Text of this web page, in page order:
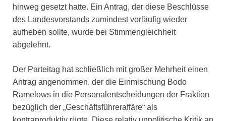
hinweg gesetzt hatte. Ein Antrag, der diese Beschlüsse
des Landesvorstands zumindest vorläufig wieder
aufheben sollte, wurde bei Stimmengleichheit
abgelehnt.
Der Parteitag hat schließlich mit großer Mehrheit einen
Antrag angenommen, der die Einmischung Bodo
Ramelows in die Personalentscheidungen der Fraktion
bezüglich der „Geschäftsführeraffäre“ als